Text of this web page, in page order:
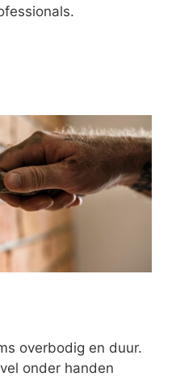
overbodig en duur.
onder handen